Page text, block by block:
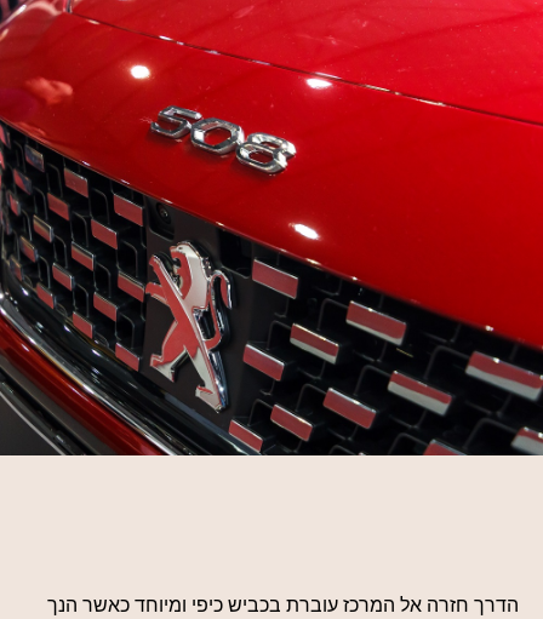
הדרך חזרה אל המרכז עוברת בכביש כיפי ומיוחד כאשר הנך